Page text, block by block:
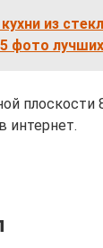
из
фото
плоскости
интернет.